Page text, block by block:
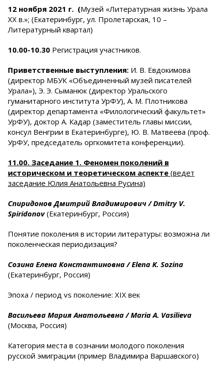
12 ноября 2021 г. (Музей «Литературная жизнь Урала
ХХ в.»; (Екатеринбург, ул. Пролетарская, 10 –
Литературный квартал)
10.00-10.30 Регистрация участников.
Приветственные выступления: И. В. Евдокимова
(директор МБУК «Объединенный музей писателей
Урала»), Э. Э. Сыманюк (директор Уральского
гуманитарного института УрФУ), А. М. Плотникова
(директор департамента «Филологический факультет»
УрФУ), доктор А. Кадар (заместитель главы миссии,
консул Венгрии в Екатеринбурге), Ю. В. Матвеева (проф.
УрФУ, председатель оргкомитета конференции).
11.00. Заседание 1. Феномен поколений в
историческом и теоретическом аспекте (ведет
заседание Юлия Анатольевна Русина)
Спиридонов Дмитрий Владимирович /Dmitry V.
Spiridonov(Екатеринбург, Россия)
Понятие поколения в истории литературы: возможна ли
поколенческая периодизация?
Созина Елена Константиновна /Elena K. Sozina
(Екатеринбург, Россия)
Эпоха / период vs поколение: ХIХ век
Васильева Мария Анатольевна /Maria A. Vasilieva
(Москва, Россия)
Категория места в сознании молодого поколения
русской эмиграции (пример Владимира Варшавского)